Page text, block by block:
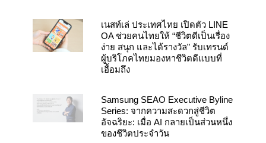
เนสท์เล่ ประเทศไทย เปิดตัว LINE
OA ช่วยคนไทยให้ “ชีวิตดีเป็นเรื่อง
ง่าย สนุก และได้รางวัล” รับเทรนด์
ผู้บริโภคไทยมองหาชีวิตดีแบบที่
เอื้อมถึง
Samsung SEAO Executive Byline
Series: จากความสะดวกสู่ชีวิต
อัจฉริยะ: เมื่อ AI กลายเป็นส่วนหนึ่ง
ของชีวิตประจำวัน